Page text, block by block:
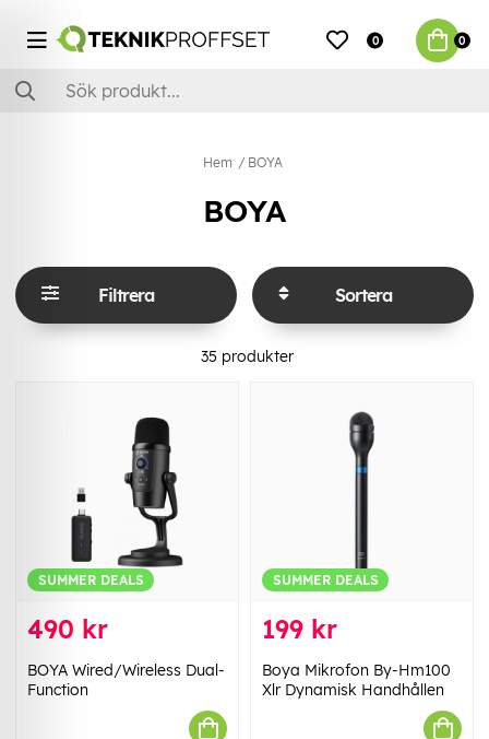
0 0
Hem BOYA
BOYA
Filtrera Sortera
35 produkter
SUMMER DEALS
490 kr
BOYA Wired/Wireless Dual-
Function
SUMMER DEALS
199 kr
Boya Mikrofon By-Hm100
Xlr Dynamisk Handhållen